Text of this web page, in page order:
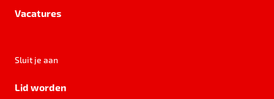
Vacatures
Sluit je aan
Lid worden